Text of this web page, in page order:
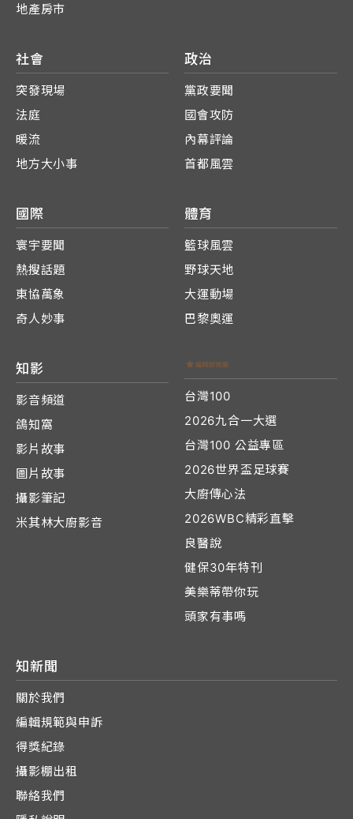
地產房市
社會
突發現場
法庭
暖流
地方大小事
政治
黨政要聞
國會攻防
內幕評論
首都風雲
國際
寰宇要聞
熱搜話題
東協萬象
奇人妙事
體育
籃球風雲
野球天地
大運動場
巴黎奧運
知影
影音頻道
鴿知窩
影片故事
圖片故事
攝影筆記
米其林大廚影音
台灣100
2026九合一大選
台灣100 公益專區
2026世界盃足球賽
大廚傳心法
2026WBC精彩直擊
良醫說
健保30年特刊
美樂蒂帶你玩
頭家有事嗎
知新聞
關於我們
編輯規範與申訴
得獎紀錄
攝影棚出租
聯絡我們